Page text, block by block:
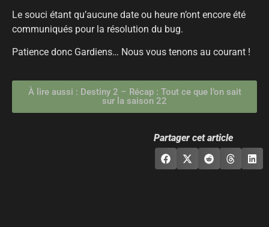
Le souci étant qu’aucune date ou heure n’ont encore été
communiqués pour la résolution du bug.
Patience donc Gardiens… Nous vous tenons au courant !
À lire aussi : Destiny 2 – Récap : Tout ce que l’on sait
sur la saison 22
Partager cet article